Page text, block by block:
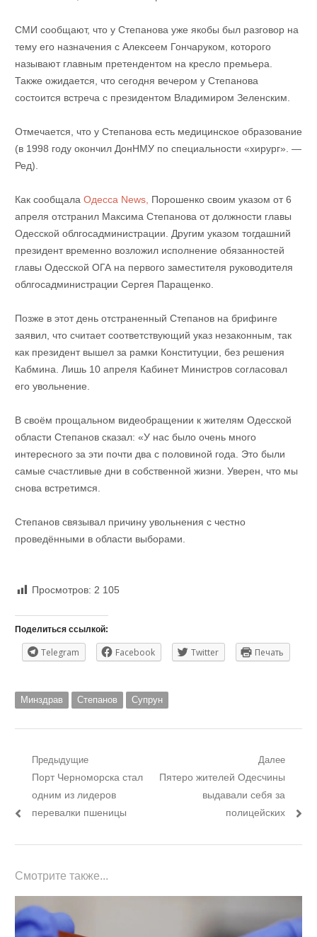
СМИ сообщают, что у Степанова уже якобы был разговор на
тему его назначения с Алексеем Гончаруком, которого
называют главным претендентом на кресло премьера.
Также ожидается, что сегодня вечером у Степанова
состоится встреча с президентом Владимиром Зеленским.
Отмечается, что у Степанова есть медицинское образование
(в 1998 году окончил ДонНМУ по специальности «хирург». —
Ред).
Как сообщала Одесса News, Порошенко своим указом от 6
апреля отстранил Максима Степанова от должности главы
Одесской облгосадминистрации. Другим указом тогдашний
президент временно возложил исполнение обязанностей
главы Одесской ОГА на первого заместителя руководителя
облгосадминистрации Сергея Паращенко.
Позже в этот день отстраненный Степанов на брифинге
заявил, что считает соответствующий указ незаконным, так
как президент вышел за рамки Конституции, без решения
Кабмина. Лишь 10 апреля Кабинет Министров согласовал
его увольнение.
В своём прощальном видеобращении к жителям Одесской
области Степанов сказал: «У нас было очень много
интересного за эти почти два с половиной года. Это были
самые счастливые дни в собственной жизни. Уверен, что мы
снова встретимся.
Степанов связывал причину увольнения с честно
проведёнными в области выборами.
Просмотров: 2 105
Поделиться ссылкой:
Telegram Facebook Twitter Печать
Минздрав Степанов Супрун
Навигация
записям
Предыдущие
Предыдущий
пост:
Порт Черноморска стал
одним из лидеров
перевалки пшеницы
Далее
Следующий
Пятеро жителей Одесчины
выдавали себя за
полицейских
Смотрите также...